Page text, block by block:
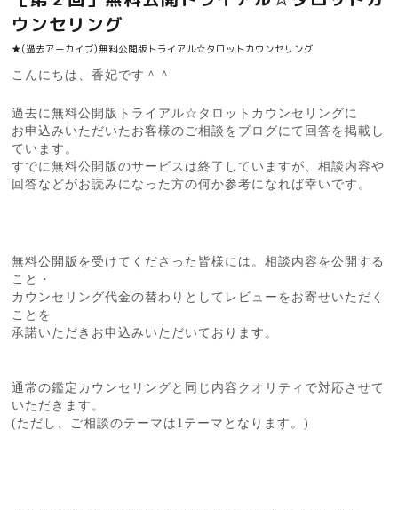
ウンセリング
★(過去アーカイブ)無料公開版トライアル☆タロットカウンセリング
こんにちは、香妃です＾＾
過去に無料公開版トライアル☆タロットカウンセリングに
お申込みいただいたお客様のご相談をブログにて回答を掲載し
ています。
すでに無料公開版のサービスは終了していますが、相談内容や
回答などがお読みになった方の何か参考になれば幸いです。
無料公開版を受けてくださった皆様には。相談内容を公開する
こと・
カウンセリング代金の替わりとしてレビューをお寄せいただく
ことを
承諾いただきお申込みいただいております。
通常の鑑定カウンセリングと同じ内容クオリティで対応させて
いただきます。
(ただし、ご相談のテーマは1テーマとなります。)